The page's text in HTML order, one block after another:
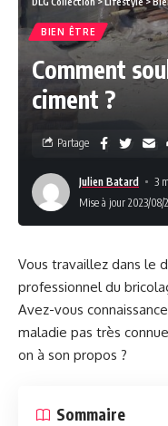
BIEN ÊTRE
Comment
ciment ?
Julien Batard
3
Mise à jour 2023/08/
Partage
Vous travaillez dans le
professionnel du
Avez-vous
maladie pas très
on à son propos ?
Sommaire